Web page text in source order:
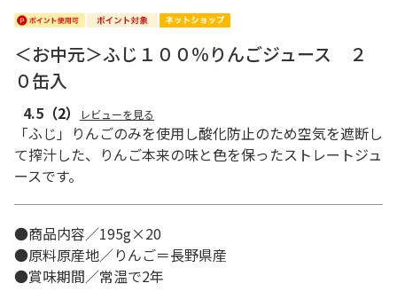
＜お中元＞ふじ１００％りんごジュース ２
０缶入
4.5 （2） レビューを見る
「ふじ」りんごのみを使用し酸化防止のため空気を遮断し
て搾汁した、りんご本来の味と色を保ったストレートジュ
ースです。
●商品内容／195g×20
●原料原産地／りんご＝長野県産
●賞味期間／常温で2年